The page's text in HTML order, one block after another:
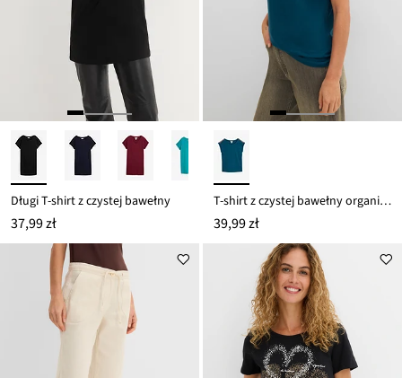
Długi T-shirt z czystej bawełny
37,99 zł
T-shirt z czystej bawełny organicznej
39,99 zł